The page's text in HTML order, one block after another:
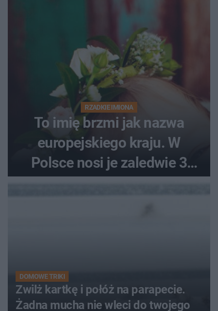
RZADKIE IMIONA
To imię brzmi jak nazwa
europejskiego kraju. W
Polsce nosi je zaledwie 3
DOMOWE TRIKI
Zwilż kartkę i połóż na parapecie.
Żadna mucha nie wleci do twojego